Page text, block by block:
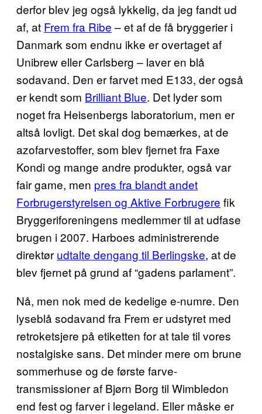
derfor blev jeg også lykkelig, da jeg fandt ud
af, at Frem fra Ribe – et af de få bryggerier i
Danmark som endnu ikke er overtaget af
Unibrew eller Carlsberg – laver en blå
sodavand. Den er farvet med E133, der også
er kendt som Brilliant Blue. Det lyder som
noget fra Heisenbergs laboratorium, men er
altså lovligt. Det skal dog bemærkes, at de
azofarvestoffer, som blev fjernet fra Faxe
Kondi og mange andre produkter, også var
fair game, men pres fra blandt andet
Forbrugerstyrelsen og Aktive Forbrugere fik
Bryggeriforeningens medlemmer til at udfase
brugen i 2007. Harboes administrerende
direktør udtalte dengang til Berlingske, at de
blev fjernet på grund af “gadens parlament”.
Nå, men nok med de kedelige e-numre. Den
lyseblå sodavand fra Frem er udstyret med
retroketsjere på etiketten for at tale til vores
nostalgiske sans. Det minder mere om brune
sommerhuse og de første farve-
transmissioner af Bjørn Borg til Wimbledon
end fest og farver i legeland. Eller måske er